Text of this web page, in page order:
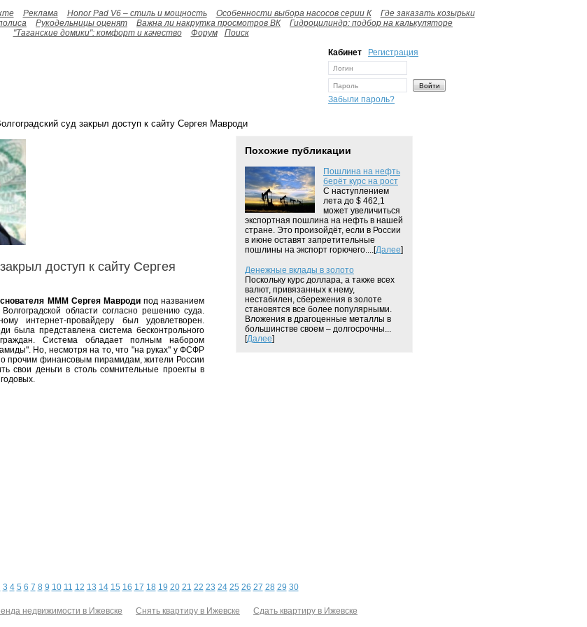
Реклама Honor Pad V6 – стиль и мощность Особенности выбора насосов серии К
Где заказать козырьки
Рукодельницы оценят Важна ли накрутка просмотров ВК
Гидроцилиндр: подбор на калькуляторе
"Таганские домики": комфорт и качество
Форум Поиск
Кабинет Регистрация
Забыли пароль?
суд закрыл доступ к сайту Сергея Мавроди
доступ к сайту Сергея
МММ Сергея Мавродипод названием
области согласно решению суда.
интернет-провайдеру был удовлетворен.
была представлена система бесконтрольного
Система обладает полным набором
Но, несмотря на то, что "на руках" у ФСФР
прочим финансовым пирамидам, жители России
свои деньги в столь сомнительные проекты в
Похожие публикации
Пошлина на нефть
берёт курс на рост
С наступлением
лета до $ 462,1
может увеличиться
экспортная пошлина на нефть в нашей
стране. Это произойдёт, если в России
в июне оставят запретительные
пошлины на экспорт горючего....[Далее]
Денежные вклады в золото
Поскольку курс доллара, а также всех
валют, привязанных к нему,
нестабилен, сбережения в золоте
становятся все более популярными.
Вложения в драгоценные металлы в
большинстве своем – долгосрочны...
[Далее]
3 4 5 6 7 8 9 10 11 12 13 14 15 16 17 18 19 20 21 22 23 24 25 26 27 28 29 30
недвижимости в Ижевске Снять квартиру в Ижевске Сдать квартиру в Ижевске